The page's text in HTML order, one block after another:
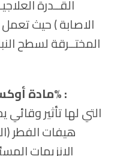
القــدرة
الاصابة ) حيث
المختــرقة لسطح
2- مادة أوكسى كلور النحاس بتركيز 30% :
التي لها تأثير
هيفات الفطر
الإنزيمات